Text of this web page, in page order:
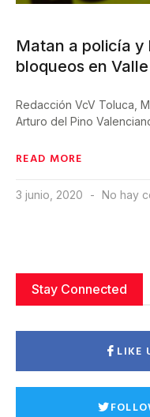
Matan a policía y
bloqueos en
Redacción VcV Toluca,
Arturo del Pino
READ MORE
3 junio, 2020 No hay
Stay Connected
LIKE